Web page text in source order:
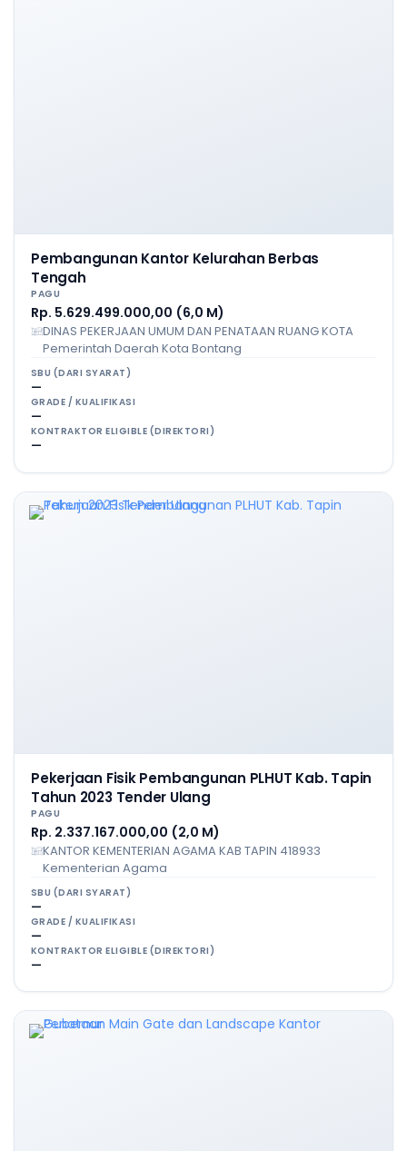
Pembangunan Kantor Kelurahan Berbas
Tengah
PAGU
Rp. 5.629.499.000,00 (6,0 M)
DINAS PEKERJAAN UMUM DAN PENATAAN RUANG KOTA
Pemerintah Daerah Kota Bontang
SBU (DARI SYARAT)
—
GRADE / KUALIFIKASI
—
KONTRAKTOR ELIGIBLE (DIREKTORI)
—
Pekerjaan Fisik Pembangunan PLHUT Kab. Tapin
Tahun 2023 Tender Ulang
PAGU
Rp. 2.337.167.000,00 (2,0 M)
KANTOR KEMENTERIAN AGAMA KAB TAPIN 418933
Kementerian Agama
SBU (DARI SYARAT)
—
GRADE / KUALIFIKASI
—
KONTRAKTOR ELIGIBLE (DIREKTORI)
—